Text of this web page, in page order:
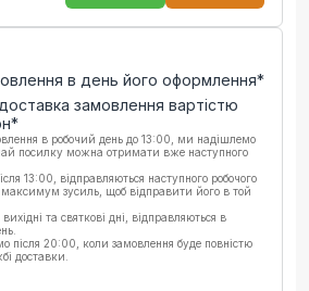
в день його оформлення*
замовлення вартістю
в робочий день до 13:00, ми надішлемо
посилку можна отримати вже наступного
13:00, відправляються наступного робочого
зусиль, щоб відправити його в той
та святкові дні, відправляються в
20:00, коли замовлення буде повністю
доставки.